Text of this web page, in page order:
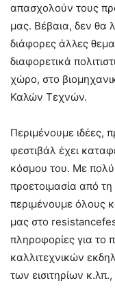
απασχολούν τους
μας. Βέβαια, δεν θα
διάφορες άλλες
διαφορετικά
χώρο, στο
Καλών Τεχνών.
Περιμένουμε ιδέες,
φεστιβάλ έχει
κόσμου του. Με πολύ
προετοιμασία από
περιμένουμε όλους
μας στο
πληροφορίες για το
καλλιτεχνικών
των εισιτηρίων